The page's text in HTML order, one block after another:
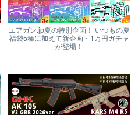
エアガン.jp夏の特別企画！ いつもの夏
福袋5種に加えて新企画・1万円ガチャ
が登場！